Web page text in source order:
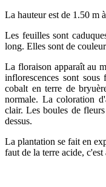
La hauteur est de 1.50 m
Les feuilles sont
long. Elles sont de
La floraison apparaît au
inflorescences sont
cobalt en terre de
normale. La coloration
clair. Les boules de
dessus.
La plantation se fait en
faut de la terre acide,